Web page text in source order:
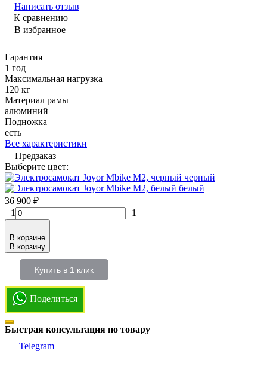
Написать отзыв
К сравнению
В избранное
Гарантия
1 год
Максимальная нагрузка
120 кг
Материал рамы
алюминий
Подножка
есть
Все характеристики
Предзаказ
Выберите цвет:
черный
белый
36 900 ₽
1
1
В корзине
В корзину
Купить в 1 клик
Поделиться
Быстрая консультация по товару
Telegram